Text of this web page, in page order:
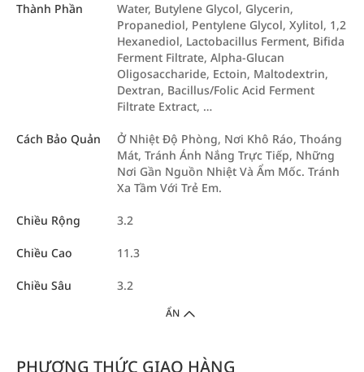
Thành Phần
Water, Butylene Glycol, Glycerin,
Propanediol, Pentylene Glycol, Xylitol, 1,2
Hexanediol, Lactobacillus Ferment, Bifida
Ferment Filtrate, Alpha-Glucan
Oligosaccharide, Ectoin, Maltodextrin,
Dextran, Bacillus/Folic Acid Ferment
Filtrate Extract, …
Cách Bảo Quản
Ở Nhiệt Độ Phòng, Nơi Khô Ráo, Thoáng
Mát, Tránh Ánh Nắng Trực Tiếp, Những
Nơi Gần Nguồn Nhiệt Và Ẩm Mốc. Tránh
Xa Tầm Với Trẻ Em.
Chiều Rộng 3.2
Chiều Cao 11.3
Chiều Sâu 3.2
ẨN
PHƯƠNG THỨC GIAO HÀNG